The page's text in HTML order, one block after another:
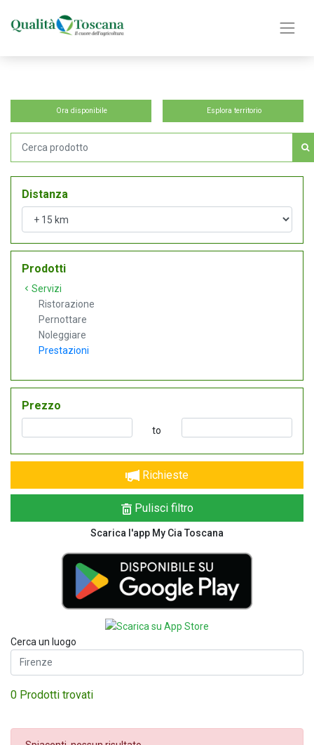
Ora disponibile Esplora territorio
Distanza
Prodotti
Servizi
Ristorazione
Pernottare
Noleggiare
Prestazioni
Prezzo
to
Richieste
Pulisci filtro
Scarica l'app My Cia Toscana
Cerca un luogo
0 Prodotti trovati